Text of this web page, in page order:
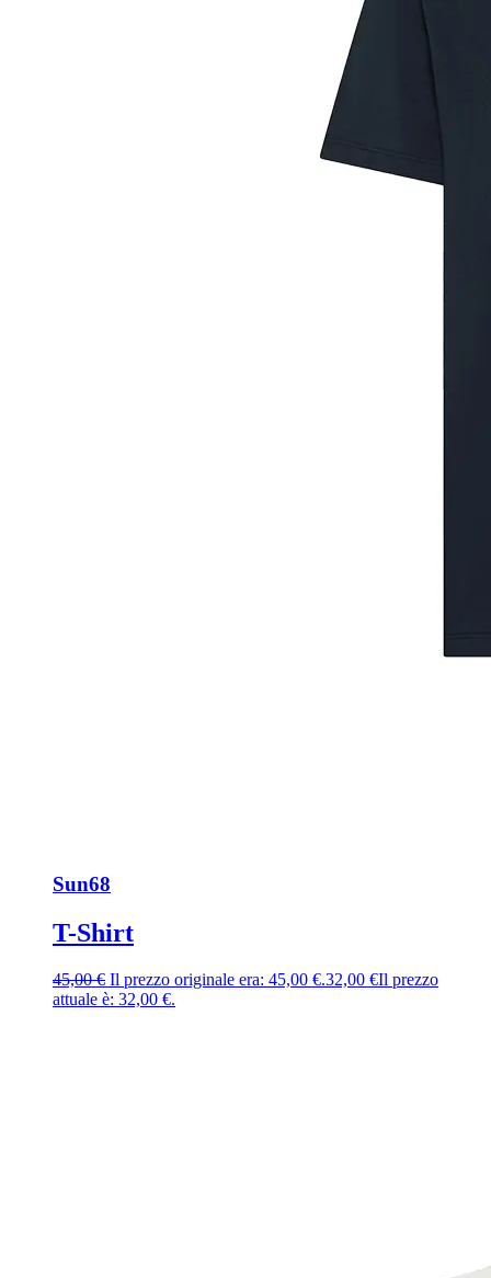
Sun68
T-Shirt
45,00€ Il prezzo originale era: 45,00 €.32,00 €Il prezzo
attuale è: 32,00 €.